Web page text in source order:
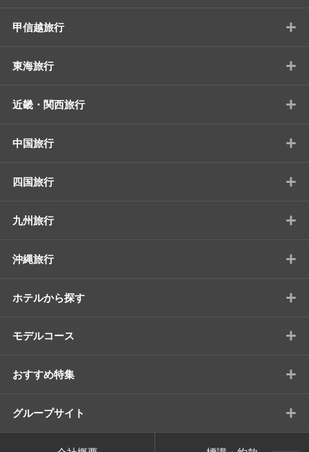
甲信越旅行 +
東海旅行 +
近畿・関西旅行 +
中国旅行 +
四国旅行 +
九州旅行 +
沖縄旅行 +
ホテルから探す +
モデルコース +
おすすめ特集 +
グループサイト +